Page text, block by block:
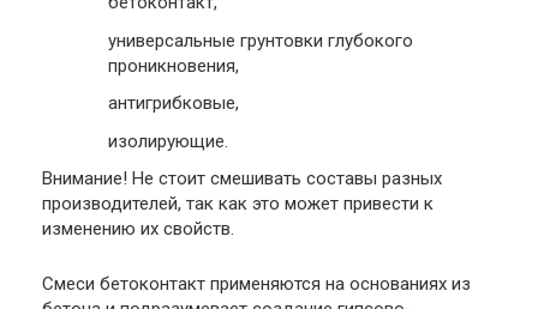
универсальные грунтовки глубокого
проникновения,
антигрибковые,
изолирующие.
Внимание! Не стоит смешивать составы разных
производителей, так как это может привести к
изменению их свойств.
Смеси бетоконтакт применяются на основаниях из